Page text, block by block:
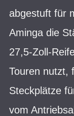
abgestuft für
Aminga die
27,5-Zoll-
Touren nutzt,
Steckplätze
vom